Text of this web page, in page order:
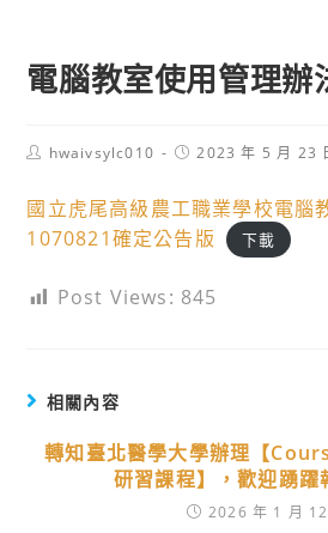
電腦教室使用管理辦
Posthwaivsylc010
Post2023 年 5 月 23
國立虎尾高級農工職業學校電腦
1070821確定公告版
下載
Post Views: 845
相關內容
轉知臺北醫學大學辦理【
研習課程】，歡迎踴躍
2026 年 1 月